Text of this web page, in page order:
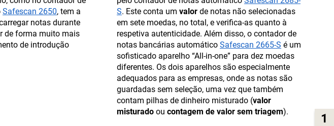
1
Safescan 2650, tem a
notas durante
de forma muito mais
de introdução
S. Este conta um valor de notas não selecionadas
em sete moedas, no total, e verifica-as quanto à
respetiva autenticidade. Além disso, o contador de
notas bancárias automático Safescan 2665-S é um
sofisticado aparelho “All-in-one” para dez moedas
diferentes. Os dois aparelhos são especialmente
adequados para as empresas, onde as notas são
guardadas sem seleção, uma vez que também
contam pilhas de dinheiro misturado (valor
misturado ou contagem de valor sem triagem).